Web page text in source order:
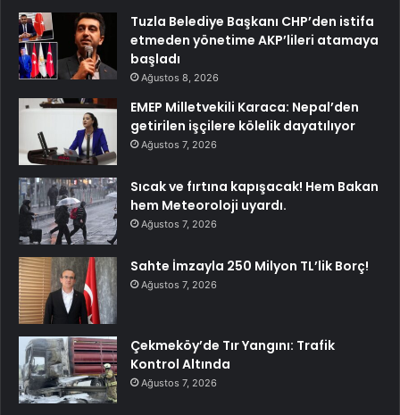
Tuzla Belediye Başkanı CHP’den istifa
etmeden yönetime AKP’lileri atamaya
başladı
Ağustos 8, 2026
EMEP Milletvekili Karaca: Nepal’den
getirilen işçilere kölelik dayatılıyor
Ağustos 7, 2026
Sıcak ve fırtına kapışacak! Hem Bakan
hem Meteoroloji uyardı.
Ağustos 7, 2026
Sahte İmzayla 250 Milyon TL’lik Borç!
Ağustos 7, 2026
Çekmeköy’de Tır Yangını: Trafik
Kontrol Altında
Ağustos 7, 2026